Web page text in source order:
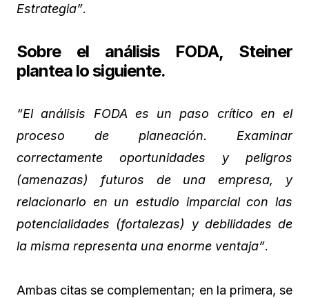
Estrategia”.
Sobre el análisis FODA, Steiner
plantea lo siguiente.
“El análisis FODA es un paso crítico en el
proceso de planeación. Examinar
correctamente oportunidades y peligros
(amenazas) futuros de una empresa, y
relacionarlo en un estudio imparcial con las
potencialidades (fortalezas) y debilidades de
la misma representa una enorme ventaja”.
Ambas citas se complementan; en la primera, se